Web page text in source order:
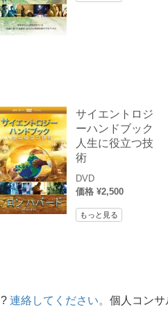
サイエントロジ
ーハンドブック
人生に役立つ技
術
DVD
価格 ¥2,500
もっと見る
連絡してください。 個人コンサ